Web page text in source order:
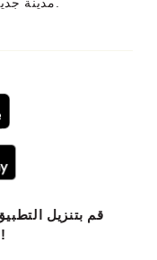
قم بتنزيل
والتعليقات أيضًا!